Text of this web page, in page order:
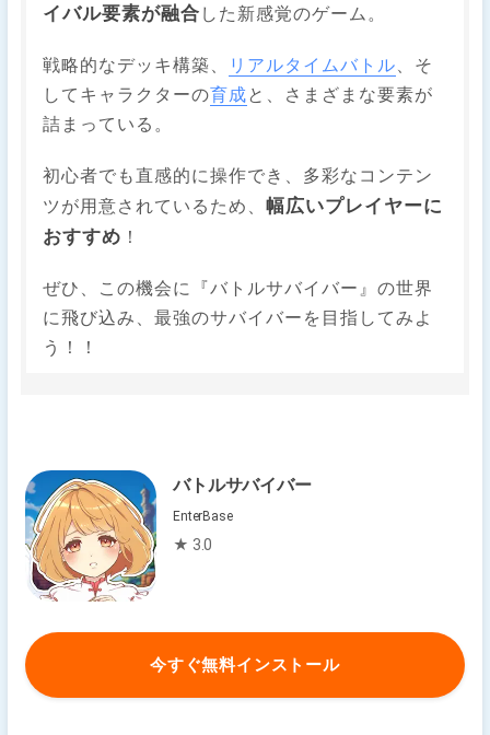
イバル要素が融合 した新感覚のゲーム。
​戦略的なデッキ構築、 リアルタイムバトル 、そ
してキャラクターの育成と、さまざまな要素が
詰まっている。
​初心者でも直感的に操作でき、多彩なコンテン
ツが用意されているため、幅広いプレイヤーに
おすすめ ！
​ぜひ、この機会に『バトルサバイバー』の世界
に飛び込み、最強のサバイバーを目指してみよ
う！！
バトルサバイバー
EnterBase
★ 3.0
今すぐ無料インストール